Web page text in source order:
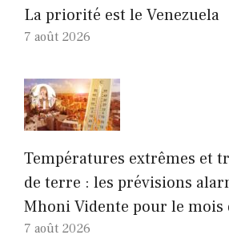
La priorité est le Venezuela
7 août 2026
Températures extrêmes et
de terre : les prévisions
Mhoni Vidente pour le mois
7 août 2026